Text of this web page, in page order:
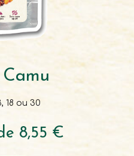
18 ou 30
8,55 €